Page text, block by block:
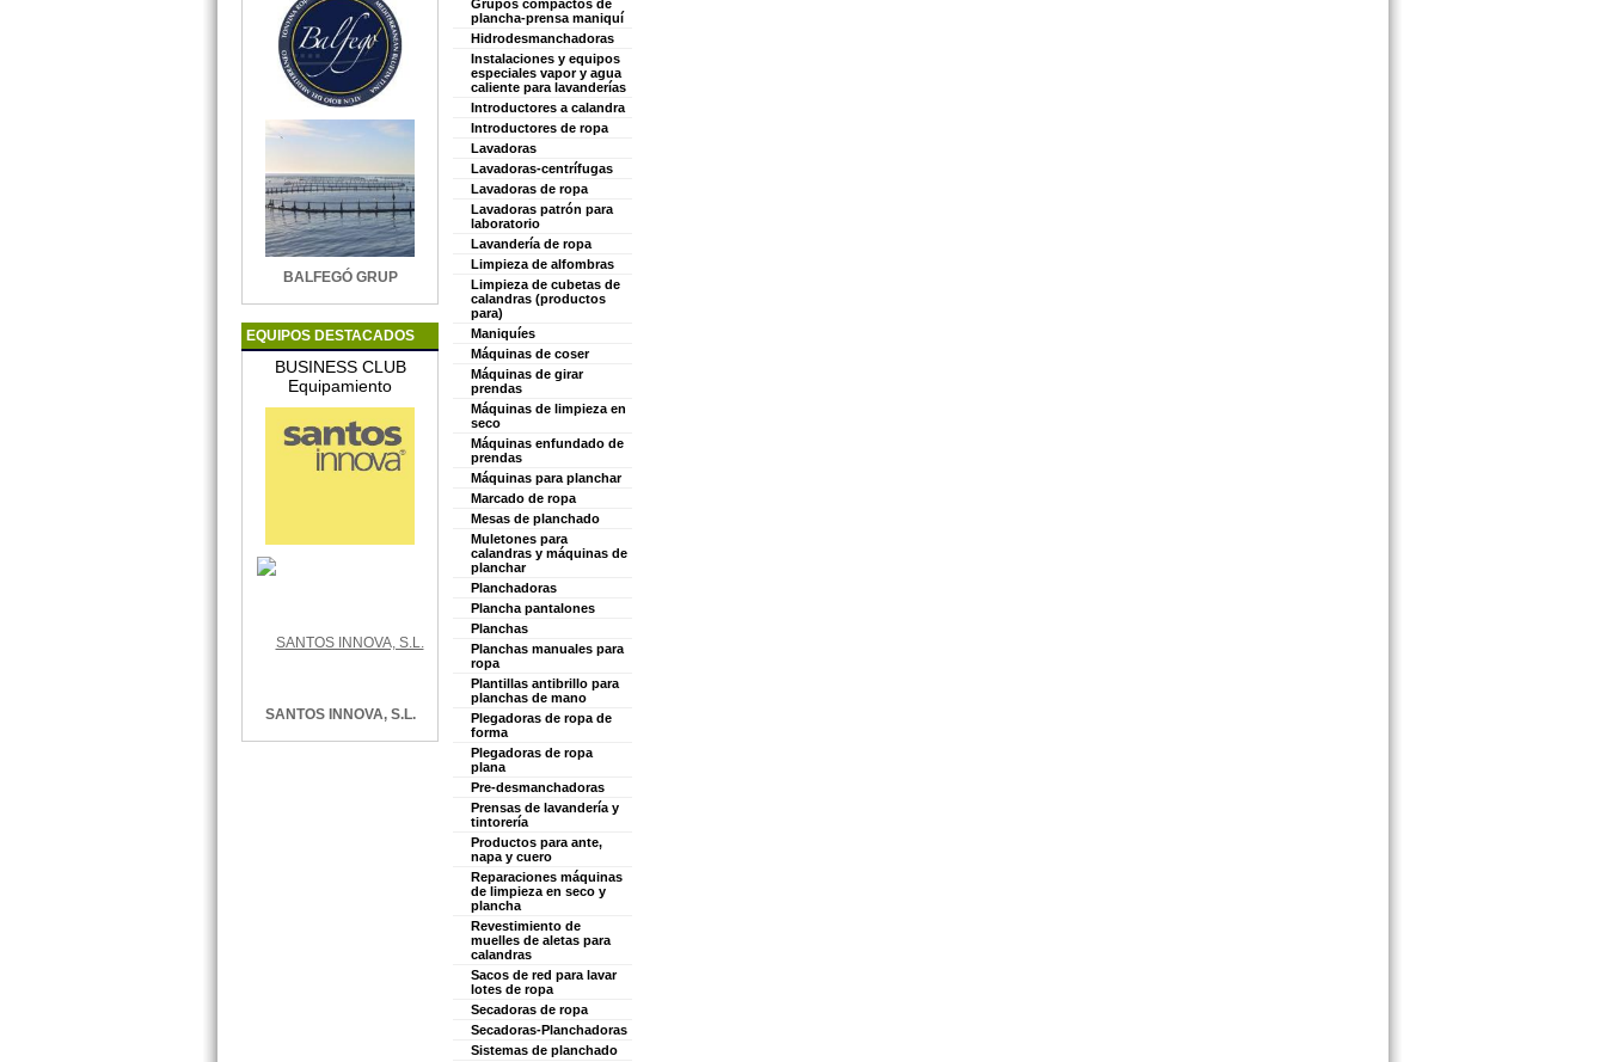
BALFEGÓ GRUP
EQUIPOS DESTACADOS
BUSINESS CLUB
Equipamiento
SANTOS INNOVA, S.L.
Grupos compactos de
plancha-prensa maniquí
Hidrodesmanchadoras
Instalaciones y equipos
especiales vapor y agua
caliente para lavanderías
Introductores a calandra
Introductores de ropa
Lavadoras
Lavadoras-centrífugas
Lavadoras de ropa
Lavadoras patrón para
laboratorio
Lavandería de ropa
Limpieza de alfombras
Limpieza de cubetas de
calandras (productos
para)
Maniquíes
Máquinas de coser
Máquinas de girar
prendas
Máquinas de limpieza en
seco
Máquinas enfundado de
prendas
Máquinas para planchar
Marcado de ropa
Mesas de planchado
Muletones para
calandras y máquinas de
planchar
Planchadoras
Plancha pantalones
Planchas
Planchas manuales para
ropa
Plantillas antibrillo para
planchas de mano
Plegadoras de ropa de
forma
Plegadoras de ropa
plana
Pre-desmanchadoras
Prensas de lavandería y
tintorería
Productos para ante,
napa y cuero
Reparaciones máquinas
de limpieza en seco y
plancha
Revestimiento de
muelles de aletas para
calandras
Sacos de red para lavar
lotes de ropa
Secadoras de ropa
Secadoras-Planchadoras
Sistemas de planchado